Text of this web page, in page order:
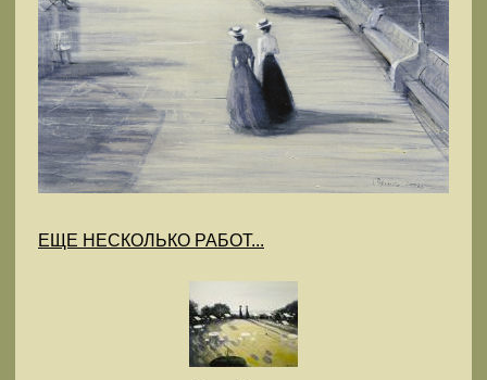
ЕЩЕ НЕСКОЛЬКО РАБОТ...